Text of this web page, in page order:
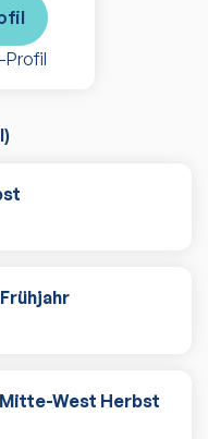
)
Mitte-West Herbst